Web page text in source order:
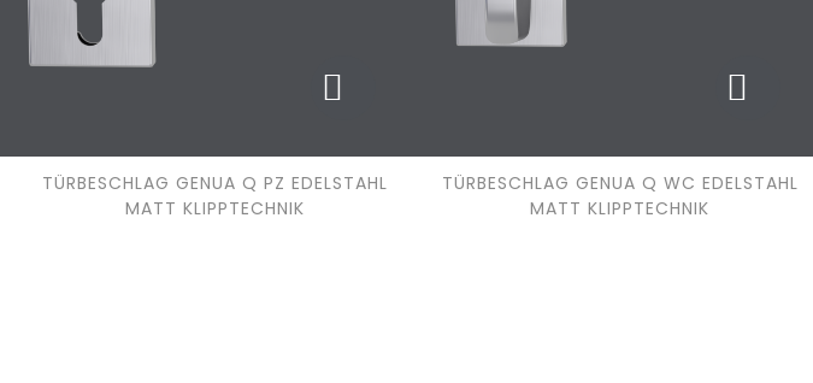
TÜRBESCHLAG GENUA Q PZ EDELSTAHL
MATT KLIPPTECHNIK
TÜRBESCHLAG GENUA Q WC EDELSTAHL
MATT KLIPPTECHNIK